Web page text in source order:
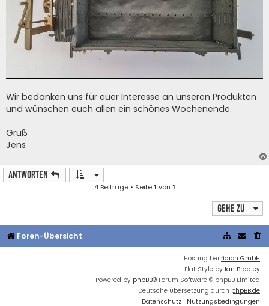
Wir bedanken uns für euer Interesse an unseren Produkten
und wünschen euch allen ein schönes Wochenende.
Gruß
Jens
Antworten
4 Beiträge • Seite1 von 1
Gehe zu
Foren-Übersicht
Hosting bei fidion GmbH
Flat Style by Ian Bradley
Powered by phpBB® Forum Software © phpBB Limited
Deutsche Übersetzung durch phpBB.de
Datenschutz | Nutzungsbedingungen